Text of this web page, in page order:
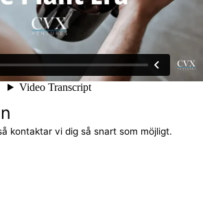
kontaktar vi dig så snart som möjligt.